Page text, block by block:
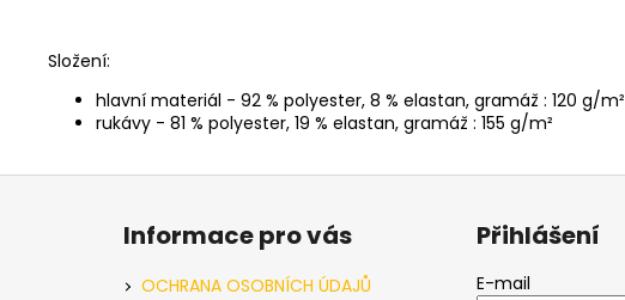
Složení:
hlavní materiál - 92 % polyester, 8 % elastan, gramáž : 120 g/m²
rukávy - 81 % polyester, 19 % elastan, gramáž : 155 g/m²
Z
Informace pro vás
OCHRANA OSOBNÍCH ÚDAJŮ
Přihlášení
E-mail